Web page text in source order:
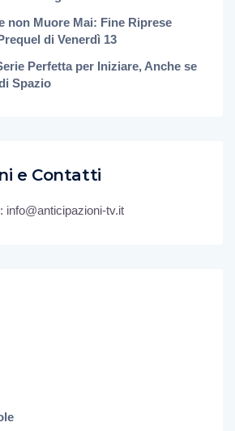
non Muore Mai: Fine Riprese
di Venerdì 13
Perfetta per Iniziare, Anche se
Spazio
e Contatti
info@anticipazioni-tv.it